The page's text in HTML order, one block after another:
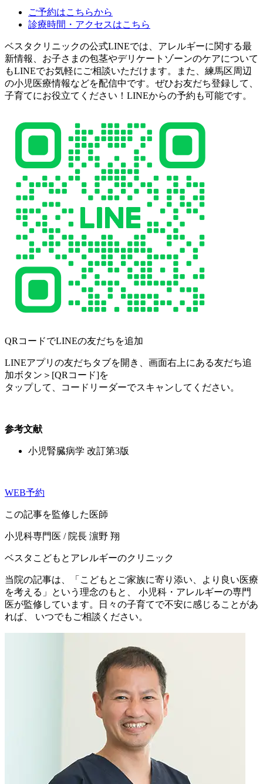
ご予約はこちらから
診療時間・アクセスはこちら
ベスタクリニックの公式LINEでは、アレルギーに関する最
新情報、お子さまの包茎やデリケートゾーンのケアについて
もLINEでお気軽にご相談いただけます。また、練馬区周辺
の小児医療情報などを配信中です。ぜひお友だち登録して、
子育てにお役立てください！LINEからの予約も可能です。
QRコードでLINEの友だちを追加
LINEアプリの友だちタブを開き、画面右上にある友だち追
加ボタン＞[QRコード]を
タップして、コードリーダーでスキャンしてください。
参考文献
小児腎臓病学 改訂第3版
WEB予約
この記事を監修した医師
小児科専門医 / 院長 濵野 翔
ベスタこどもとアレルギーのクリニック
当院の記事は、「こどもとご家族に寄り添い、より良い医療
を考える」という理念のもと、 小児科・アレルギーの専門
医が監修しています。日々の子育てで不安に感じることがあ
れば、 いつでもご相談ください。